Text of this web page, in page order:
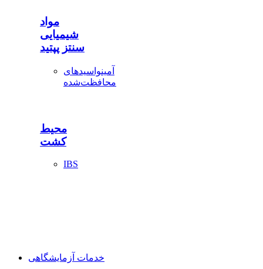
مواد
شیمیایی
سنتز پپتید
آمینواسیدهای
محافظت‌شده
محیط
کشت
IBS
خدمات آزمایشگاهی